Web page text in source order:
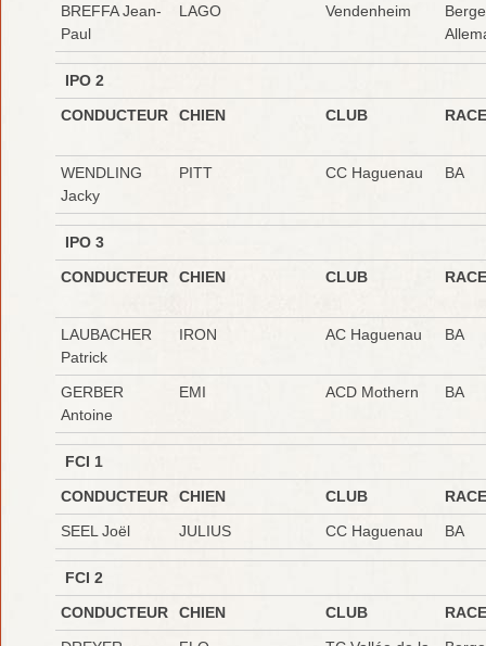
BREFFA Jean-
Paul
LAGO Vendenheim
IPO 2
CONDUCTEUR
CHIEN CLUB RACE
WENDLING
Jacky
PITT CC Haguenau BA
IPO 3
CONDUCTEUR
CHIEN CLUB RACE
LAUBACHER
Patrick
IRON AC Haguenau BA
GERBER
Antoine
EMI ACD Mothern BA
FCI 1
CONDUCTEUR
CHIEN CLUB
RACE
SEEL Joël
JULIUS CC Haguenau BA
FCI 2
CONDUCTEUR
CHIEN CLUB
RACE